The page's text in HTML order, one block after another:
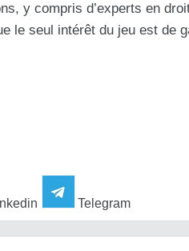
y compris d’experts en
le seul intérêt du jeu est de
Telegram